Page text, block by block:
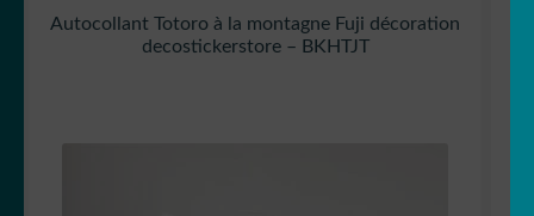
Autocollant Totoro à la montagne Fuji décoration
decostickerstore – BKHTJT